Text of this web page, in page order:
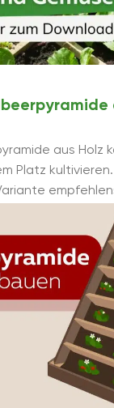
aus Holz
Platz